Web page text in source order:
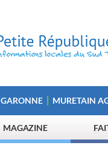
MURETAIN
MAGAZINE